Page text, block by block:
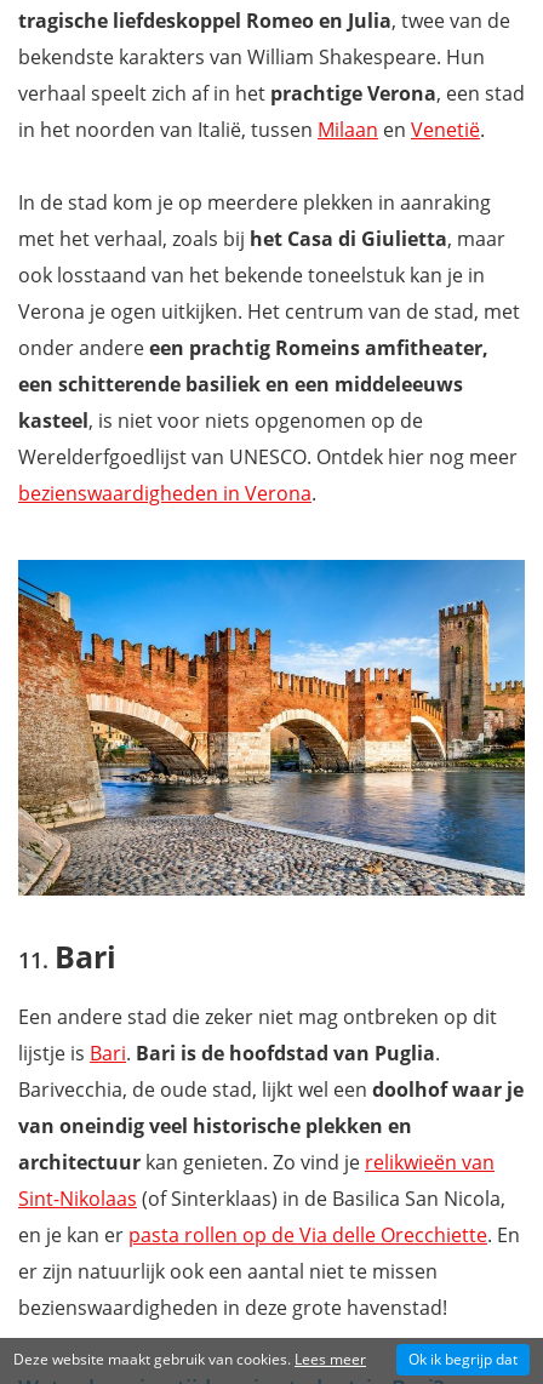
tragische liefdeskoppel Romeo en Julia, twee van de
bekendste karakters van William Shakespeare. Hun
verhaal speelt zich af in het prachtige Verona, een stad
in het noorden van Italië, tussen Milaan en Venetië.
In de stad kom je op meerdere plekken in aanraking
met het verhaal, zoals bij het Casa di Giulietta, maar
ook losstaand van het bekende toneelstuk kan je in
Verona je ogen uitkijken. Het centrum van de stad, met
onder andereeen prachtig Romeins amfitheater,
een schitterende basiliek en een middeleeuws
kasteel, is niet voor niets opgenomen op de
Werelderfgoedlijst van UNESCO. Ontdek hier nog meer
bezienswaardigheden in Verona.
Bari
Een andere stad die zeker niet mag ontbreken op dit
lijstje is Bari. Bari is de hoofdstad van Puglia.
Barivecchia, de oude stad, lijkt wel een doolhof waar je
van oneindig veel historische plekken en
architectuur kan genieten. Zo vind je relikwieën van
Sint-Nikolaas (of Sinterklaas) in de Basilica San Nicola,
en je kan er pasta rollen op de Via delle Orecchiette. En
er zijn natuurlijk ook een aantal niet te missen
bezienswaardigheden in deze grote havenstad!
Deze website maakt gebruik van cookies. Lees meer Ok ik begrijp dat